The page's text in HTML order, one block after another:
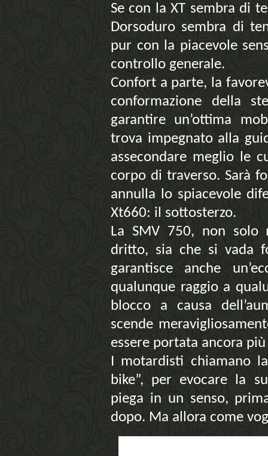
Se con la XT sembra di
Dorsoduro sembra di
pur con la piacevole
controllo generale.
Confort a parte, la
conformazione della
garantire un’ottima
trova impegnato alla
assecondare meglio le
corpo di traverso. Sarà
annulla lo spiacevole
Xt660: il sottosterzo.
La SMV 750, non solo
dritto, sia che si vada
garantisce anche
qualunque raggio a
blocco a causa
scende
essere portata ancora
I motardisti chiamano
bike”, per evocare la
piega in un senso,
dopo. Ma allora come